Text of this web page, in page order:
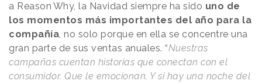
a Reason Why, la Navidad siempre ha sido uno de
los momentos más importantes del año para la
compañía, no solo porque en ella se concentre una
gran parte de sus ventas anuales. “Nuestras
campañas cuentan historias que conectan con el
consumidor. Que le emocionan. Y si hay una noche del